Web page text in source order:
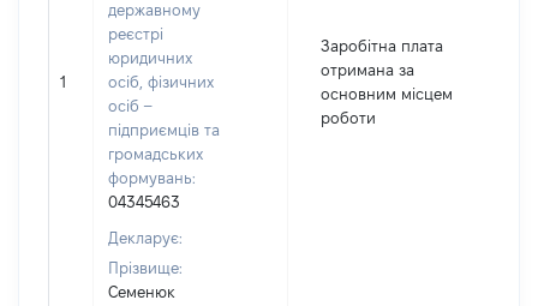
1
державному
реєстрі
юридичних
осіб, фізичних
осіб –
підприємців та
громадських
формувань:
04345463
Декларує:
Прізвище:
Семенюк
Заробітна плата
отримана за
основним місцем
роботи